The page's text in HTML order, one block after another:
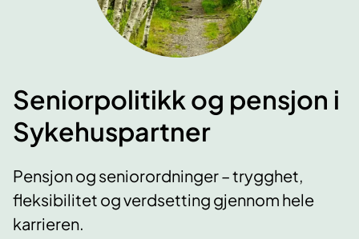
Seniorpolitikk og pensjon i
Sykehuspartner
Pensjon og seniorordninger – trygghet,
fleksibilitet og verdsetting gjennom hele
karrieren.